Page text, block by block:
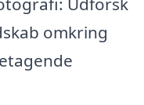
omkring